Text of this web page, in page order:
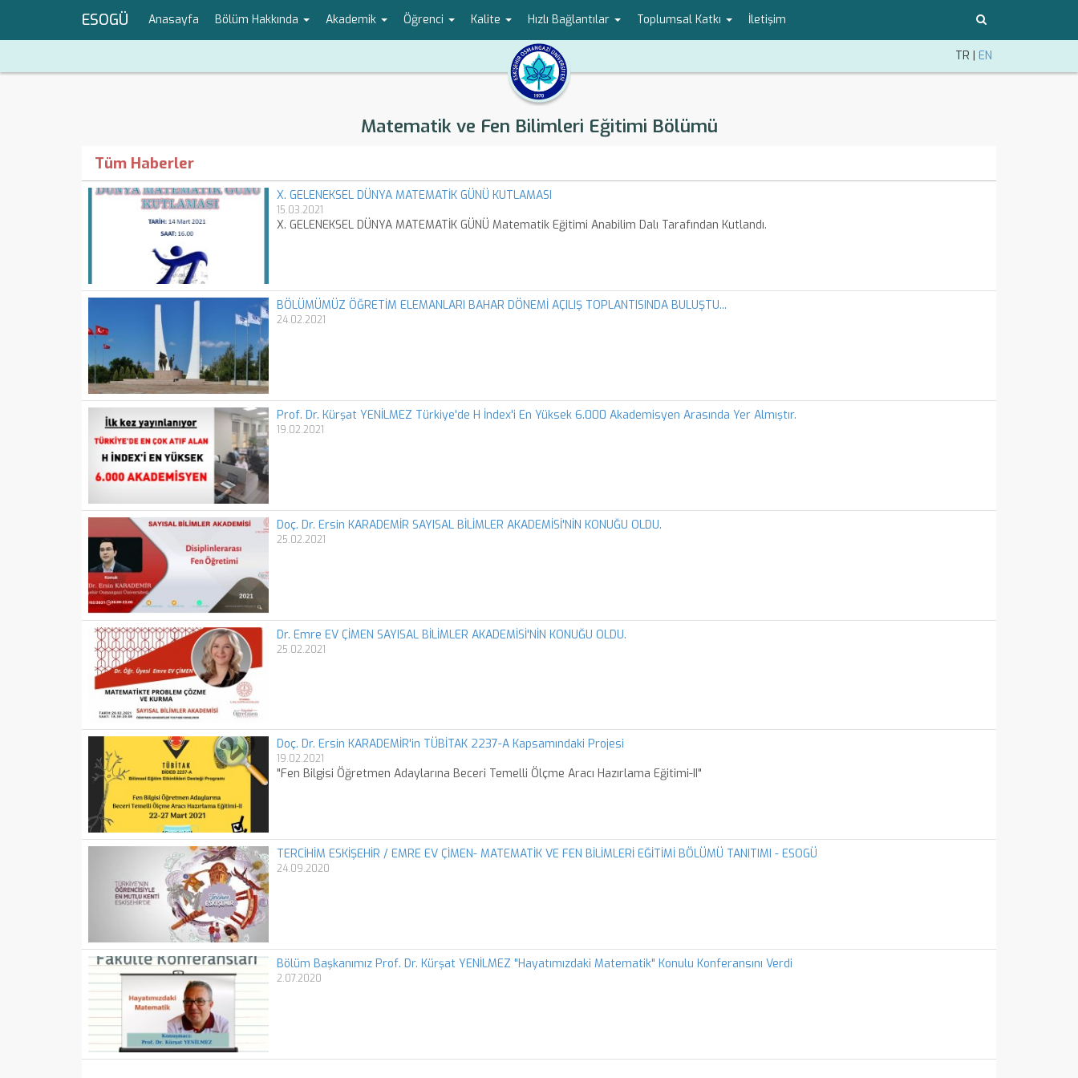
ESOGÜ Anasayfa Bölüm Hakkında Akademik Öğrenci Kalite Hızlı Bağlantılar Toplumsal Katkı İletişim
TR | EN
Matematik ve Fen Bilimleri Eğitimi Bölümü
Tüm Haberler
X. GELENEKSEL DÜNYA MATEMATİK GÜNÜ KUTLAMASI
15.03.2021
X. GELENEKSEL DÜNYA MATEMATİK GÜNÜ Matematik Eğitimi Anabilim Dalı Tarafından Kutlandı.
BÖLÜMÜMÜZ ÖĞRETİM ELEMANLARI BAHAR DÖNEMİ AÇILIŞ TOPLANTISINDA BULUŞTU...
24.02.2021
Prof. Dr. Kürşat YENİLMEZ Türkiye'de H İndex'i En Yüksek 6.000 Akademisyen Arasında Yer Almıştır.
19.02.2021
Doç. Dr. Ersin KARADEMİR SAYISAL BİLİMLER AKADEMİSİ'NİN KONUĞU OLDU.
25.02.2021
Dr. Emre EV ÇİMEN SAYISAL BİLİMLER AKADEMİSİ'NİN KONUĞU OLDU.
25.02.2021
Doç. Dr. Ersin KARADEMİR'in TÜBİTAK 2237-A Kapsamındaki Projesi
19.02.2021
"Fen Bilgisi Öğretmen Adaylarına Beceri Temelli Ölçme Aracı Hazırlama Eğitimi-II"
TERCİHİM ESKİŞEHİR / EMRE EV ÇİMEN- MATEMATİK VE FEN BİLİMLERİ EĞİTİMİ BÖLÜMÜ TANITIMI - ESOGÜ
24.09.2020
Bölüm Başkanımız Prof. Dr. Kürşat YENİLMEZ "Hayatımızdaki Matematik" Konulu Konferansını Verdi
2.07.2020